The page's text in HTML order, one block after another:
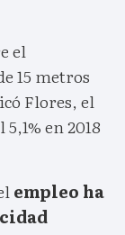
el
15 metros
Flores, el
en 2018
empleo ha